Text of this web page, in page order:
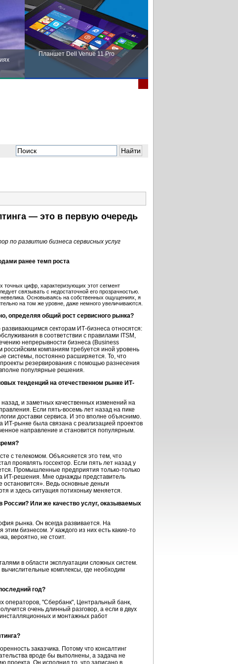
Планшет Dell Venue 11 Pro
— это в первую очередь
по развитию бизнеса сервисных услуг
ранее темп роста
точных цифр, характеризующих этот сегмент
связывать с недостаточной его прозрачностью.
Основываясь на собственных ощущениях, я
на том же уровне, даже немного увеличиваются.
определяя общий рост сервисного рынка?
секторам ИТ-бизнеса относятся:
в соответствии с правилами ITSM,
непрерывности бизнеса (Business
компаниям требуется иной уровень
системы, постоянно расширяется. То, что
резервирования с помощью разнесения
популярные решения.
тенденций на отечественном рынке ИТ-
и заметных качественных изменений на
Если пять-восемь лет назад на пике
доставки сервиса. И это вполне объяснимо.
ИТ-рынке была связана с реализацией проектов
направление и становится популярным.
с телекомом. Объясняется это тем, что
проявлять госсектор. Если пять лет назад у
Промышленные предприятия только-только
ИТ-решения. Мне однажды представитель
Ведь основные деньги
и здесь ситуация потихоньку меняется.
Или же качество услуг, оказываемых
рынка. Он всегда развивается. На
бизнесом. У каждого из них есть какие-то
вероятно, не стоит.
в области эксплуатации сложных систем.
комплексы, где необходим
год?
операторов, "Сбербанк", Центральный банк,
очень длинный разговор, а если в двух
инсталляционных и монтажных работ
заказчика. Потому что консалтинг
вроде бы выполнены, а задача не
Он исполнил то, что записано в